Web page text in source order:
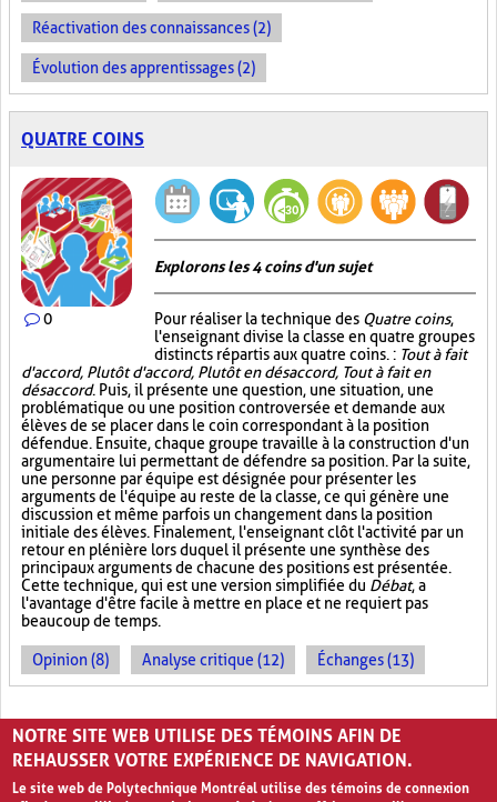
Réactivation des connaissances (2)
Évolution des apprentissages (2)
QUATRE COINS
0
Explorons les 4 coins d'un sujet
Pour réaliser la technique des Quatre coins,
l'enseignant divise la classe en quatre groupes
distincts répartis aux quatre coins. : Tout à fait
d'accord, Plutôt d'accord, Plutôt en désaccord, Tout à fait en
désaccord. Puis, il présente une question, une situation, une
problématique ou une position controversée et demande aux
élèves de se placer dans le coin correspondant à la position
défendue. Ensuite, chaque groupe travaille à la construction d'un
argumentaire lui permettant de défendre sa position. Par la suite,
une personne par équipe est désignée pour présenter les
arguments de l'équipe au reste de la classe, ce qui génère une
discussion et même parfois un changement dans la position
initiale des élèves. Finalement, l'enseignant clôt l'activité par un
retour en plénière lors duquel il présente une synthèse des
principaux arguments de chacune des positions est présentée.
Cette technique, qui est une version simplifiée du Débat, a
l'avantage d'être facile à mettre en place et ne requiert pas
beaucoup de temps.
Opinion (8) Analyse critique (12) Échanges (13)
PAGES
« ‹ 1 2
NOTRE SITE WEB UTILISE DES TÉMOINS AFIN DE
REHAUSSER VOTRE EXPÉRIENCE DE NAVIGATION.
Le site web de Polytechnique Montréal utilise des témoins de connexion